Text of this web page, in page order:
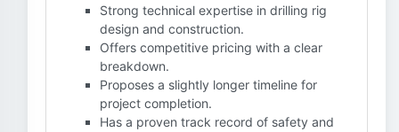
Strong technical expertise in drilling rig
design and construction.
Offers competitive pricing with a clear
breakdown.
Proposes a slightly longer timeline for
project completion.
Has a proven track record of safety and